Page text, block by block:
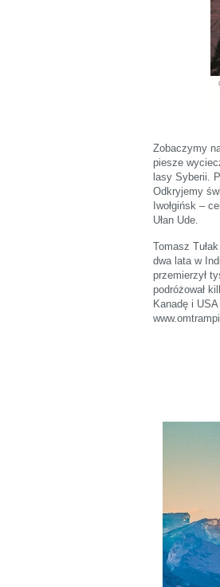
Zobaczymy
piesze
lasy Syberii.
Odkryjemy
Iwołgińsk –
Ułan Ude.
Tomasz
dwa lata w
przemierzył
podróżował
Kanadę i